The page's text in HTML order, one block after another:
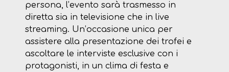
persona, l’evento sarà trasmesso in
diretta sia in televisione che in live
streaming. Un’occasione unica per
assistere alla presentazione dei trofei e
ascoltare le interviste esclusive con i
protagonisti, in un clima di festa e